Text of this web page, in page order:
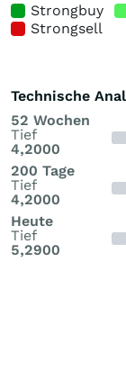
Strongbuy
Strongsell
Technische
52 Wochen
Tief
4,2000
200 Tage
Tief
4,2000
Heute
Tief
5,2900